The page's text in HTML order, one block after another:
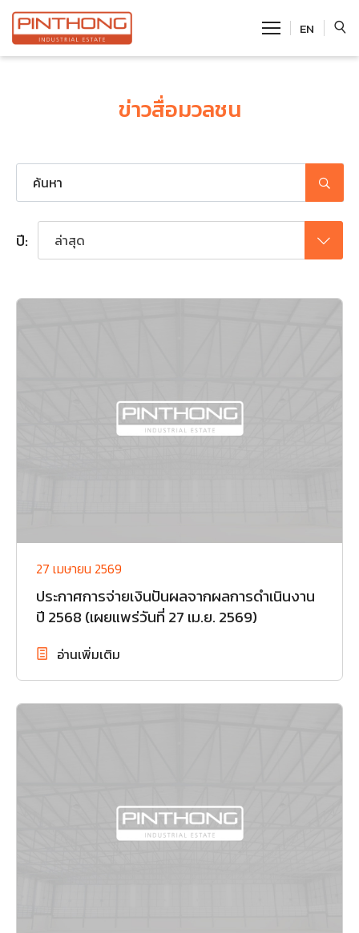
EN
SITE SEARCHข่าวสื่อมวลชน
ปี: ล่าสุด
27 เมษายน 2569
ประกาศการจ่ายเงินปันผลจากผลการดำเนินงาน
ปี 2568 (เผยแพร่วันที่ 27 เม.ย. 2569)
อ่านเพิ่มเติม